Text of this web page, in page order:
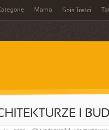
Mama Spis Treści
I